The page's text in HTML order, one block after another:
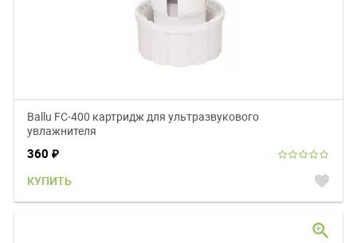
Ballu FC-400 картридж для ультразвукового
увлажнителя
360 ₽
КУПИТЬ favorite
zoom_in